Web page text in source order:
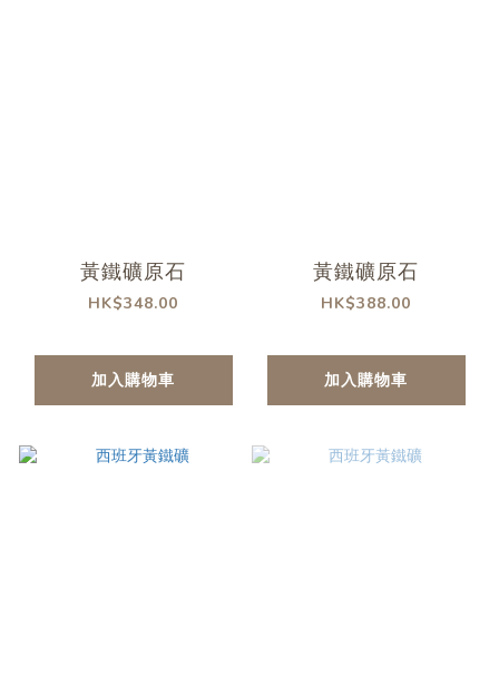
黃鐵礦原石
HK$348.00
加入購物車
黃鐵礦原石
HK$388.00
加入購物車